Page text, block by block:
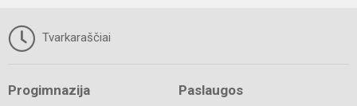
Tvarkaraščiai
Progimnazija Paslaugos